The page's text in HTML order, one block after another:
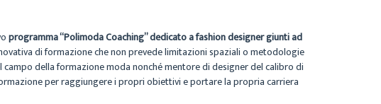
programma “Polimoda Coaching” dedicato a fashion designer giunti ad
di formazione che non prevede limitazioni spaziali o metodologie
della formazione moda nonché mentore di designer del calibro di
per raggiungere i propri obiettivi e portare la propria carriera